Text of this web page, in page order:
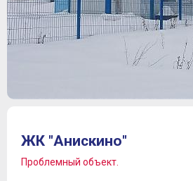
3
4
ЖК "Анискино"
Проблемный объект.